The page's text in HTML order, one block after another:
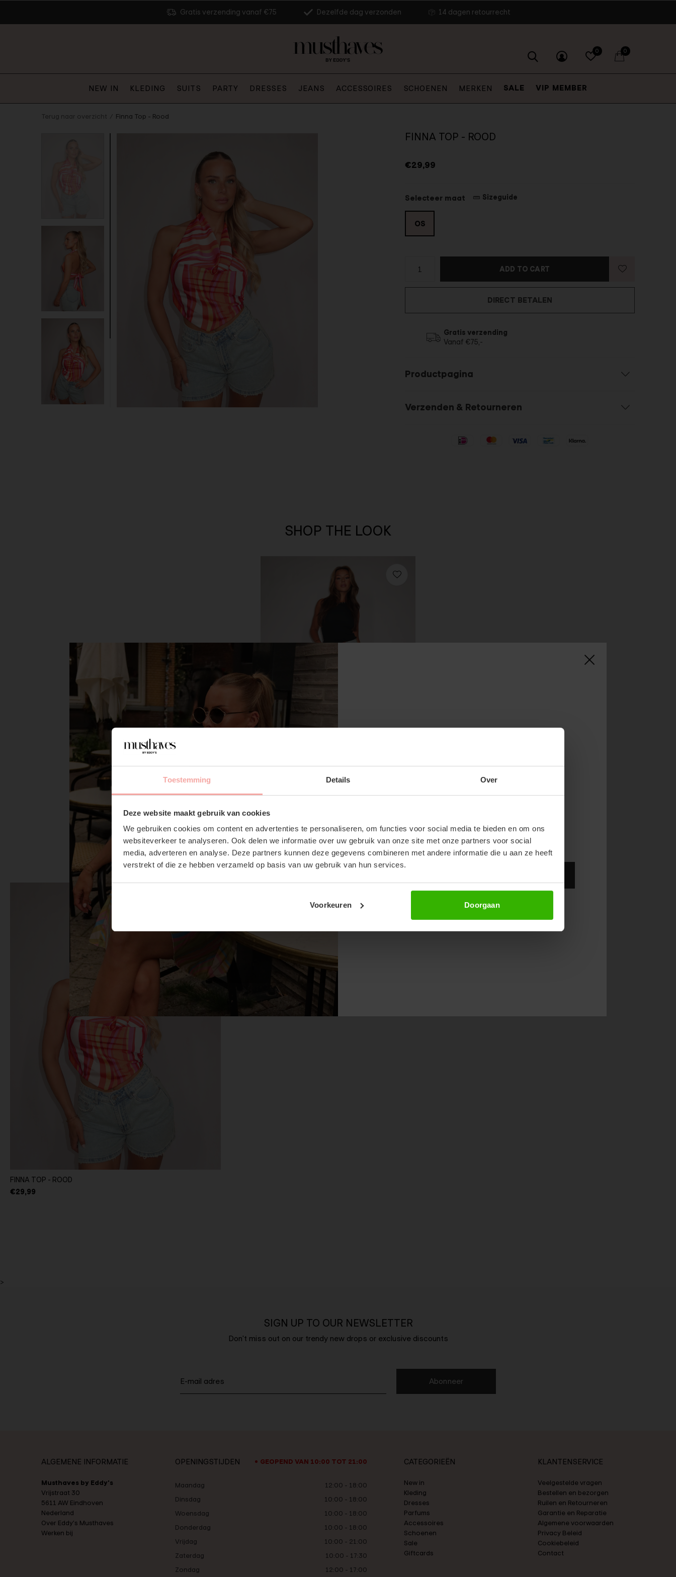
Toestemming Details Over
Deze website maakt gebruik van cookies
We gebruiken cookies om content en advertenties te personaliseren, om functies voor social media te bieden en om ons
websiteverkeer te analyseren. Ook delen we informatie over uw gebruik van onze site met onze partners voor social
media, adverteren en analyse. Deze partners kunnen deze gegevens combineren met andere informatie die u aan ze heeft
verstrekt of die ze hebben verzameld op basis van uw gebruik van hun services.
Voorkeuren Doorgaan
SUBSCRIBE NOW & GET 10%
NEW IN KLEDING SUITS PARTY DRESSES JEANS ACCESSOIRES SCHOENEN MERKEN SALE VIP MEMBER
0 0
Gratis verzending vanaf €75 Dezelfde dag verzonden 14 dagen retourrecht
Terug naar overzicht Finna Top - Rood
FINNA TOP - ROOD
€29,99
Selecteer maat Sizeguide
OS
ADD TO CART
DIRECT BETALEN
Gratis verzending
Vanaf €75,-
Productpagina
Verzenden & Retourneren
SHOP THE LOOK
GINA DENIM SHORT - DENIM
RECENTE ARTIKELEN
FINNA TOP - ROOD
€29,99
>
SIGN UP TO OUR NEWSLETTER
Don't miss out on our trendy new drops or exclusive discounts
Abonneer
ALGEMENE INFORMATIE
Musthaves by Eddy's
Vrijstraat 30
5611 AW Eindhoven
Nederland
Over Eddy's Musthaves
Werken bij
OPENINGSTIJDEN GEOPEND VAN 10:00 TOT 21:00
Maandag
12:00 - 18:00
Dinsdag
10:00 - 18:00
Woensdag
10:00 - 18:00
Donderdag
10:00 - 18:00
Vrijdag
10:00 - 21:00
Zaterdag
10:00 - 17:30
Zondag
12:00 - 17:00
CATEGORIEËN
New in
Kleding
Dresses
Parfums
Accessoires
Schoenen
Sale
Giftcards
KLANTENSERVICE
Veelgestelde vragen
Bestellen en bezorgen
Ruilen en Retourneren
Garantie en Reparatie
Algemene voorwaarden
Privacy Beleid
Cookiebeleid
Contact